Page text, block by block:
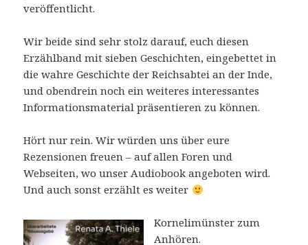
veröffentlicht.
Wir beide sind sehr stolz darauf, euch diesen
Erzählband mit sieben Geschichten, eingebettet in
die wahre Geschichte der Reichsabtei an der Inde,
und obendrein noch ein weiteres interessantes
Informationsmaterial präsentieren zu können.
Hört nur rein. Wir würden uns über eure
Rezensionen freuen – auf allen Foren und
Webseiten, wo unser Audiobook angeboten wird.
Und auch sonst erzählt es weiter
Kornelimünster zum
Anhören.